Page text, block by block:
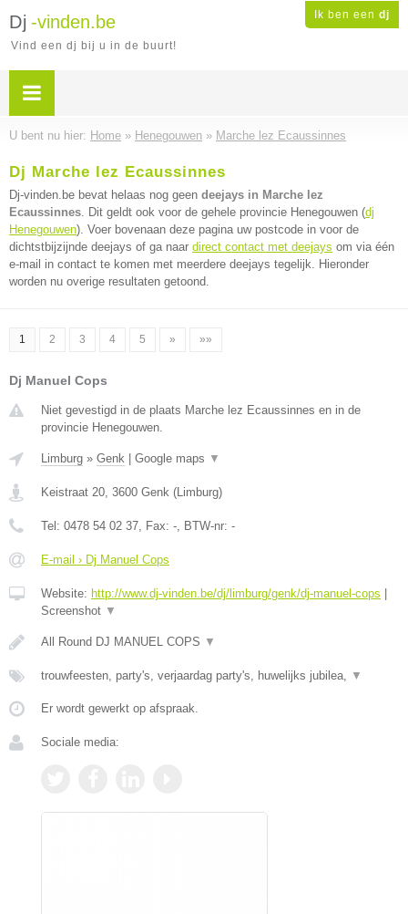
Ik ben een dj
Dj -vinden.be
Vind een dj bij u in de buurt!
U bent nu hier: Home » Henegouwen » Marche lez Ecaussinnes
Dj Marche lez Ecaussinnes
Dj-vinden.be bevat helaas nog geen deejays in Marche lez
Ecaussinnes. Dit geldt ook voor de gehele provincie Henegouwen (dj
Henegouwen). Voer bovenaan deze pagina uw postcode in voor de
dichtstbijzijnde deejays of ga naar direct contact met deejays om via één
e-mail in contact te komen met meerdere deejays tegelijk. Hieronder
worden nu overige resultaten getoond.
1 2 3 4 5 » »»
Dj Manuel Cops
Niet gevestigd in de plaats Marche lez Ecaussinnes en in de
provincie Henegouwen.
Limburg » Genk Google maps ▼
Keistraat 20, 3600 Genk (Limburg)
Tel: 0478 54 02 37, Fax: -, BTW-nr: -
E-mail › Dj Manuel Cops
Website: http://www.dj-vinden.be/dj/limburg/genk/dj-manuel-cops
Screenshot ▼
All Round DJ MANUEL COPS ▼
trouwfeesten, party's, verjaardag party's, huwelijks jubilea, ▼
Er wordt gewerkt op afspraak.
Sociale media: